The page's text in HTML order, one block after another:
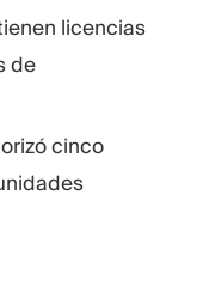
licencias
de
cinco